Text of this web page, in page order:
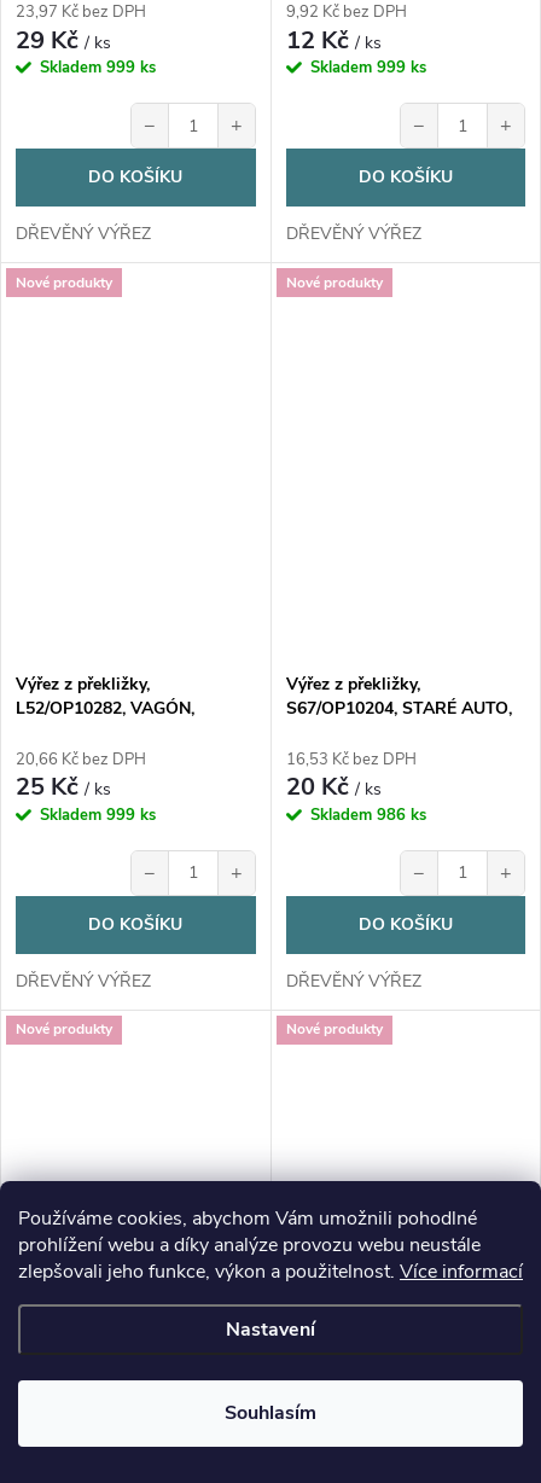
Používáme cookies, abychom Vám umožnili pohodlné
prohlížení webu a díky analýze provozu webu neustále
zlepšovali jeho funkce, výkon a použitelnost. Více informací
Nastavení
Souhlasím
23,97 Kč bez DPH
29 Kč/ ks
Skladem 999 ks
− +
DO KOŠÍKU
DŘEVĚNÝ VÝŘEZ
9,92 Kč bez DPH
12 Kč/ ks
Skladem 999 ks
− +
DO KOŠÍKU
DŘEVĚNÝ VÝŘEZ
Nové produkty
Výřez z překližky,
L52/OP10282, VAGÓN,
20,66 Kč bez DPH
25 Kč/ ks
Skladem 999 ks
− +
DO KOŠÍKU
DŘEVĚNÝ VÝŘEZ
Nové produkty
Výřez z překližky,
S67/OP10204, STARÉ AUTO,
16,53 Kč bez DPH
20 Kč/ ks
Skladem 986 ks
− +
DO KOŠÍKU
DŘEVĚNÝ VÝŘEZ
Nové produkty Nové produkty